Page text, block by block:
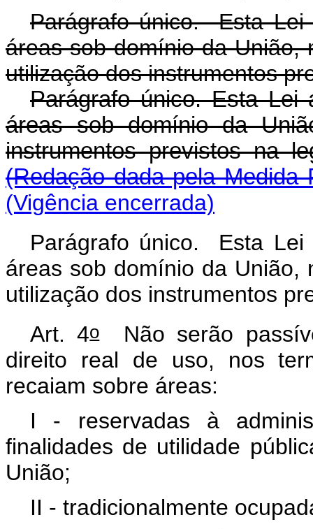
Parágrafo único. Esta Lei
áreas sob domínio da União,
utilização dos instrumentos
Parágrafo único. Esta Lei
áreas sob domínio da
instrumentos previstos na
(Redação dada pela Medida
(Vigência encerrada)
Parágrafo único. Esta Lei
áreas sob domínio da União,
utilização dos instrumentos
Art. 4oNão serão
direito real de uso, nos
recaiam sobre áreas:
I - reservadas à
finalidades de utilidade
União;
II - tradicionalmente